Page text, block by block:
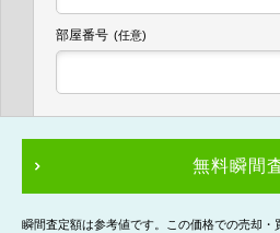
部屋番号 (任意)
無料瞬間
瞬間査定額は参考値です。この価格での売却